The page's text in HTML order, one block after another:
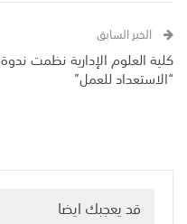
الخبر السابق
كلية العلوم الإدارية نظمت ندوة
“الاستعداد للعمل”
قد يعجبك ايضا